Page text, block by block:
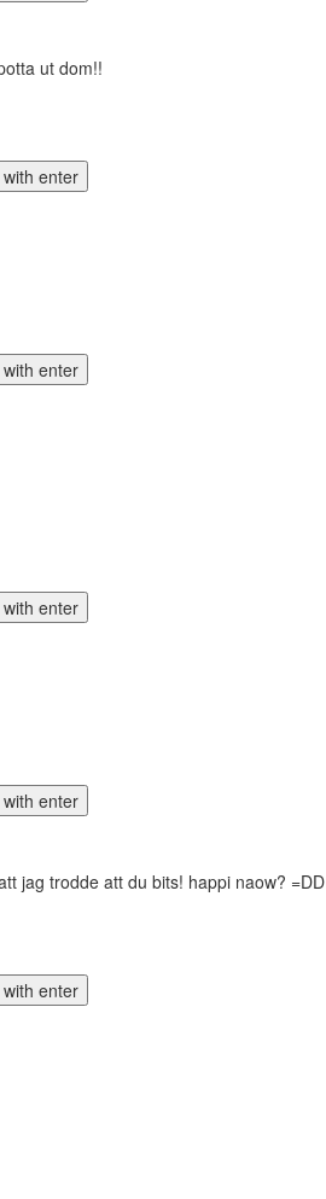
ut dom!!
jag trodde att du bits! happi naow? =DD